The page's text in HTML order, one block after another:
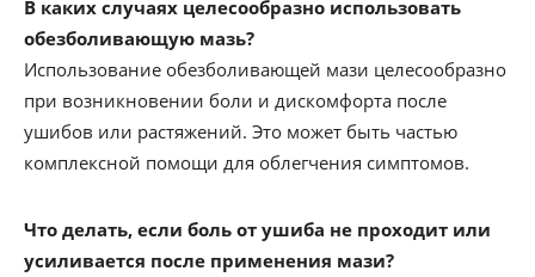
В каких случаях целесообразно использовать
обезболивающую мазь?
Использование обезболивающей мази целесообразно
при возникновении боли и дискомфорта после
ушибов или растяжений. Это может быть частью
комплексной помощи для облегчения симптомов.
Что делать, если боль от ушиба не проходит или
усиливается после применения мази?